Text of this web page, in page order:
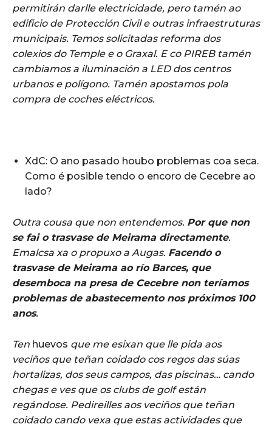
permitirán darlle electricidade, pero tamén ao
edificio de Protección Civil e outras infraestruturas
municipais. Temos solicitadas reforma dos
colexios do Temple e o Graxal. E co PIREB tamén
cambiamos a iluminación a LED dos centros
urbanos e polígono. Tamén apostamos pola
compra de coches eléctricos.
XdC: O ano pasado houbo problemas coa seca.
Como é posible tendo o encoro de Cecebre ao
lado?
Outra cousa que non entendemos. Por que non
se fai o trasvase de Meirama directamente.
Emalcsa xa o propuxo a Augas. Facendo o
trasvase de Meirama ao río Barces, que
desemboca na presa de Cecebre non teríamos
problemas de abastecemento nos próximos 100
anos.
Ten huevos que me esixan que lle pida aos
veciños que teñan coidado cos regos das súas
hortalizas, dos seus campos, das piscinas… cando
chegas e ves que os clubs de golf están
regándose. Pedireilles aos veciños que teñan
coidado cando vexa que estas actividades que